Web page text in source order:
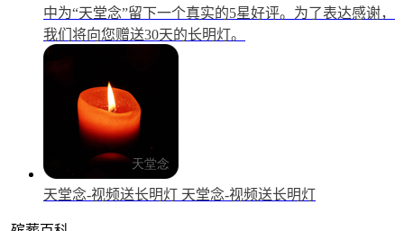
中为“天堂念”留下一个真实的5星好评。为了表达感谢，
我们将向您赠送30天的长明灯。
天堂念-视频送长明灯 天堂念-视频送长明灯